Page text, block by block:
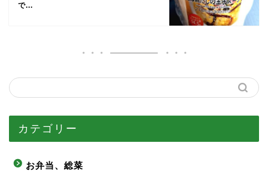
で...
カテゴリー
お弁当、総菜